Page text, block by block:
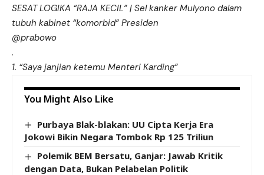
SESAT LOGIKA “RAJA KECIL” | Sel kanker Mulyono dalam
tubuh kabinet “komorbid” Presiden
@prabowo
.
1. “Saya janjian ketemu Menteri Karding”
You Might Also Like
Purbaya Blak-blakan: UU Cipta Kerja Era
Jokowi Bikin Negara Tombok Rp 125 Triliun
Polemik BEM Bersatu, Ganjar: Jawab Kritik
dengan Data, Bukan Pelabelan Politik